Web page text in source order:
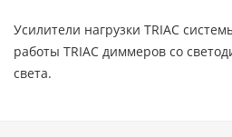
Усилители нагрузки TRIAC
работы TRIAC диммеров со
света.